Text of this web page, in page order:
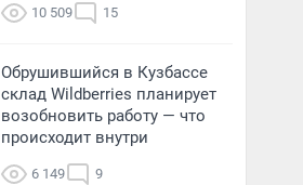
10 509 15
Обрушившийся в Кузбассе
склад Wildberries планирует
возобновить работу — что
происходит внутри
6 149 9